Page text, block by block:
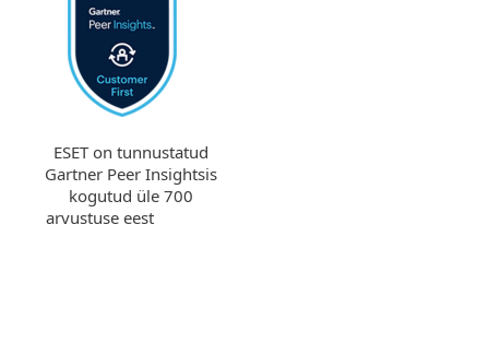
ESET on tunnustatud
Gartner Peer Insightsis
kogutud üle 700
arvustuse eest